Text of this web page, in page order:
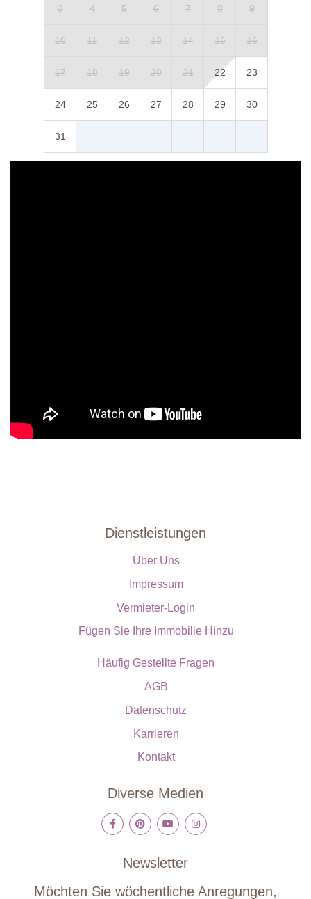
3 4 5 6 7 8 9
10 11 12 13 14 15 16
17 18 19 20 21 22 23
24 25 26 27 28 29 30
31
Dienstleistungen
Über Uns
Impressum
Vermieter-Login
Fügen Sie Ihre Immobilie Hinzu
Häufig Gestellte Fragen
AGB
Datenschutz
Karrieren
Kontakt
Diverse Medien
Newsletter
Möchten Sie wöchentliche Anregungen,